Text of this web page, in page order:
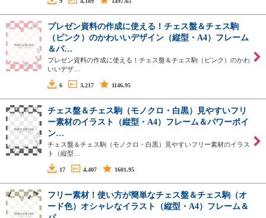
プレゼン資料の作成に使える！チェス盤＆チェス駒
（ピンク）のかわいいデザイン（縦型・A4）フレーム
＆パ…
プレゼン資料の作成に使える！チェス盤＆チェス駒（ピンク）のかわ
いいデザ…
6 3,217 1146.95
チェス盤＆チェス駒（モノクロ・白黒）見やすいフリ
ー素材のイラスト（縦型・A4）フレーム＆パワーポイ
ン…
チェス盤＆チェス駒（モノクロ・白黒）見やすいフリー素材のイラス
ト（縦型…
17 4,407 1601.95
フリー素材！使い方が簡単なチェス盤＆チェス駒（オ
ード色）オシャレなイラスト（縦型・A4）フレーム＆